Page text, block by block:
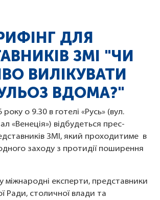
ДЛЯ
ЗМІ "ЧИ
ВИЛІКУВАТИ
ВДОМА?"
о 9.30 в готелі «Русь» (вул.
«Венеція») відбудеться прес-
ЗМІ, який проходитиме в
заходу з протидії поширення
міжнародні експерти, представники
Ради, столичної влади та